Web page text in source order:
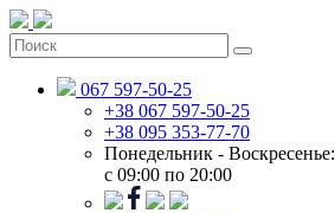
067 597-50-25
+38 067 597-50-25
+38 095 353-77-70
Понедельник - Воскресенье:
c 09:00 по 20:00